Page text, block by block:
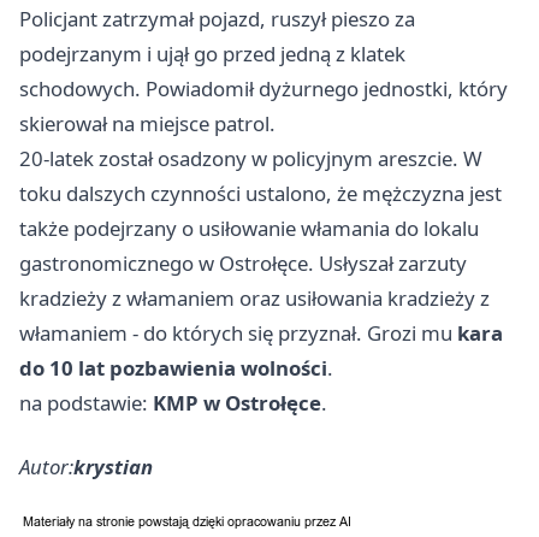
Policjant zatrzymał pojazd, ruszył pieszo za
podejrzanym i ujął go przed jedną z klatek
schodowych. Powiadomił dyżurnego jednostki, który
skierował na miejsce patrol.
20-latek został osadzony w policyjnym areszcie. W
toku dalszych czynności ustalono, że mężczyzna jest
także podejrzany o usiłowanie włamania do lokalu
gastronomicznego w Ostrołęce. Usłyszał zarzuty
kradzieży z włamaniem oraz usiłowania kradzieży z
włamaniem - do których się przyznał. Grozi mu kara
do 10 lat pozbawienia wolności.
na podstawie: KMP w Ostrołęce.
Autor:krystian